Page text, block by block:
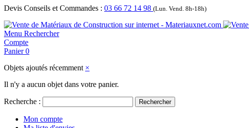
Devis Conseils et Commandes : 03 66 72 14 98 (Lun. Vend. 8h-18h)
Menu Rechercher
Compte
Panier 0
Objets ajoutés récemment ×
Il n'y a aucun objet dans votre panier.
Recherche : Rechercher
Mon compte